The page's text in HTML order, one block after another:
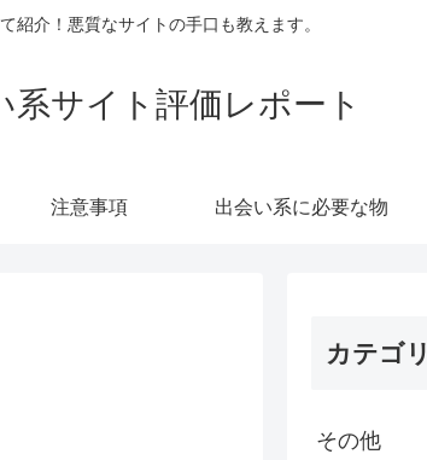
紹介！悪質なサイトの手口も教えます。
サイト評価レポート
注意事項 出会い系に必要な物
カテゴリ
その他